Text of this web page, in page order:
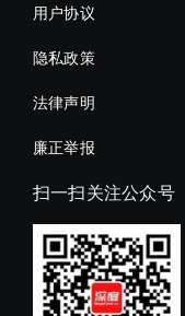
用户协议
隐私政策
法律声明
廉正举报
扫一扫关注公众号